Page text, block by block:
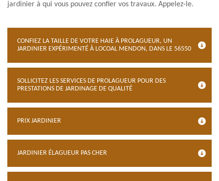
jardinier à qui vous pouvez confier vos travaux. Appelez-le.
CONFIEZ LA TAILLE DE VOTRE HAIE À PROLAGUEUR, UN
JARDINIER EXPÉRIMENTÉ À LOCOAL MENDON, DANS LE 56550
SOLLICITEZ LES SERVICES DE PROLAGUEUR POUR DES
PRESTATIONS DE JARDINAGE DE QUALITÉ
PRIX JARDINIER
JARDINIER ÉLAGUEUR PAS CHER